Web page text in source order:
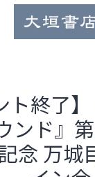
ト終了
ンド』
念 万城